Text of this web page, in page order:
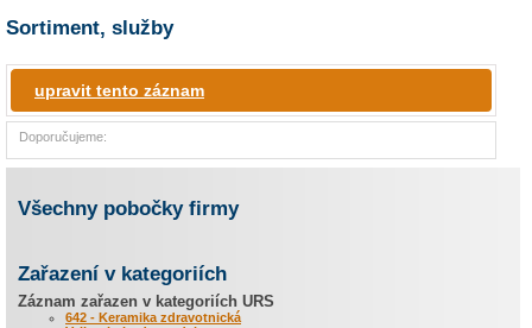
Sortiment, služby
upravit tento záznam
Doporučujeme:
Všechny pobočky firmy
Zařazení v kategoriích
Záznam zařazen v kategoriích URS
642 - Keramika zdravotnická